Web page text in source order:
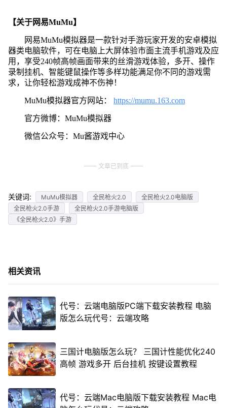
【关于网易MuMu】
网易MuMu模拟器是一款针对手游玩家开发的安卓模拟
器类电脑软件，可在电脑上大屏体验市面主流手机游戏及应
用，享受240帧高帧画面带来的丝滑游戏体验，多开、操作
录制挂机、智能键鼠操作等多样功能满足你不同的游戏需
求，让你轻松游戏成神不伤神！
MuMu模拟器官方网站： https://mumu.163.com
官方微博：MuMu模拟器
微信公众号：Mu酱游戏中心
文章已到底
关键词: MuMu模拟器 全民枪火2.0
全民枪火2.0电脑版
全民枪火2.0手游
全民枪火2.0手游电脑版
《全民枪火2.0》手游
相关资讯
代号：云端电脑版PC端下载安装教程 电脑
版怎么玩代号：云端攻略
三国计电脑版怎么玩？ 三国计性能优化240
高帧 游戏多开 后台挂机 按键设置教程
代号：云端Mac电脑版下载安装教程 Mac电